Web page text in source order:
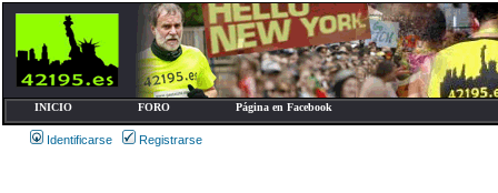
INICIO FORO Página en Facebook
Identificarse Registrarse